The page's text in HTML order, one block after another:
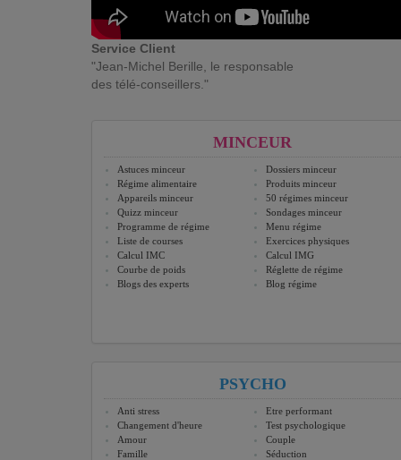
Service Client
"Jean-Michel Berille, le responsable
des télé-conseillers."
MINCEUR
Astuces minceur
Dossiers minceur
Régime alimentaire
Produits minceur
Appareils minceur
50 régimes minceur
Quizz minceur
Sondages minceur
Programme de régime
Menu régime
Liste de courses
Exercices physiques
Calcul IMC
Calcul IMG
Courbe de poids
Réglette de régime
Blogs des experts
Blog régime
PSYCHO
Anti stress
Etre performant
Changement d'heure
Test psychologique
Amour
Couple
Famille
Séduction